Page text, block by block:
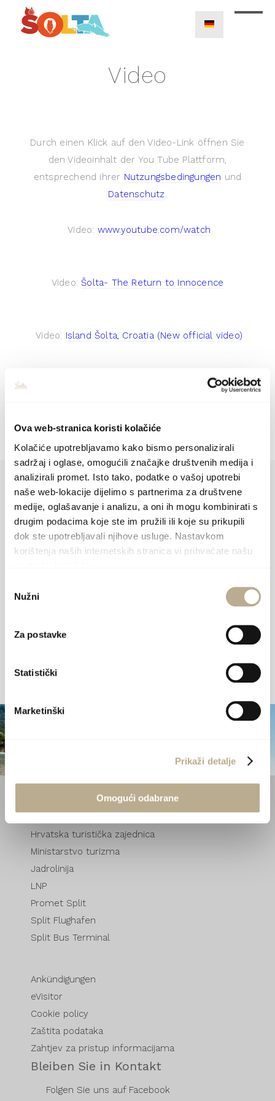
Ova web-stranica koristi kolačiće
Kolačiće upotrebljavamo kako bismo personalizirali
sadržaj i oglase, omogućili značajke društvenih medija i
analizirali promet. Isto tako, podatke o vašoj upotrebi
naše web-lokacije dijelimo s partnerima za društvene
medije, oglašavanje i analizu, a oni ih mogu kombinirati s
drugim podacima koje ste im pružili ili koje su prikupili
dok ste upotrebljavali njihove usluge. Nastavkom
korištenja naših internetskih stranica vi prihvaćate našu
pristanka
Nužni
Za postavke
Statistički
Marketinški
Prikaži detalje
Omogući odabrane
Video
Durch einen Klick auf den Video-Link öffnen Sie
den Videoinhalt der You Tube Plattform,
entsprechend ihrer Nutzungsbedingungen und
Datenschutz.
Video: www.youtube.com/watch
Video:Šolta- The Return to Innocence
Video: Island Šolta, Croatia (New official video)
Nützliche Links
Hrvatska turistička zajednica
Ministarstvo turizma
Jadrolinija
LNP
Promet Split
Split Flughafen
Split Bus Terminal
Ankündigungen
eVisitor
Cookie policy
Zaštita podataka
Zahtjev za pristup informacijama
Bleiben Sie in Kontakt
Folgen Sie uns auf Facebook